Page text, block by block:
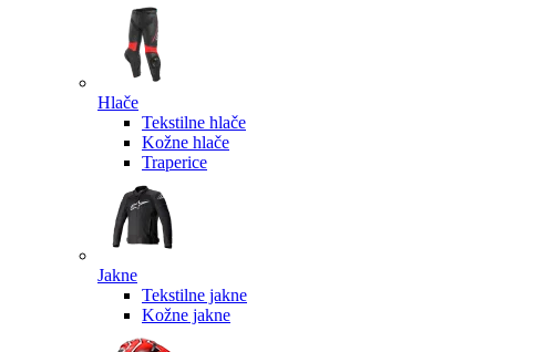
Hlače
Tekstilne hlače
Kožne hlače
Traperice
Jakne
Tekstilne jakne
Kožne jakne